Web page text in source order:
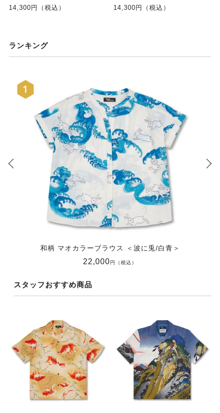
14,300円（税込）
14,300円（税込）
ランキング
和柄 マオカラーブラウス ＜波に兎/白青＞
22,000円（税込）
スタッフおすすめ商品